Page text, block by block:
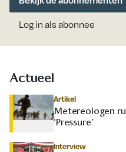
Log in als abonnee
Actueel
Artikel
Metereologen
‘Pressure’
Interview